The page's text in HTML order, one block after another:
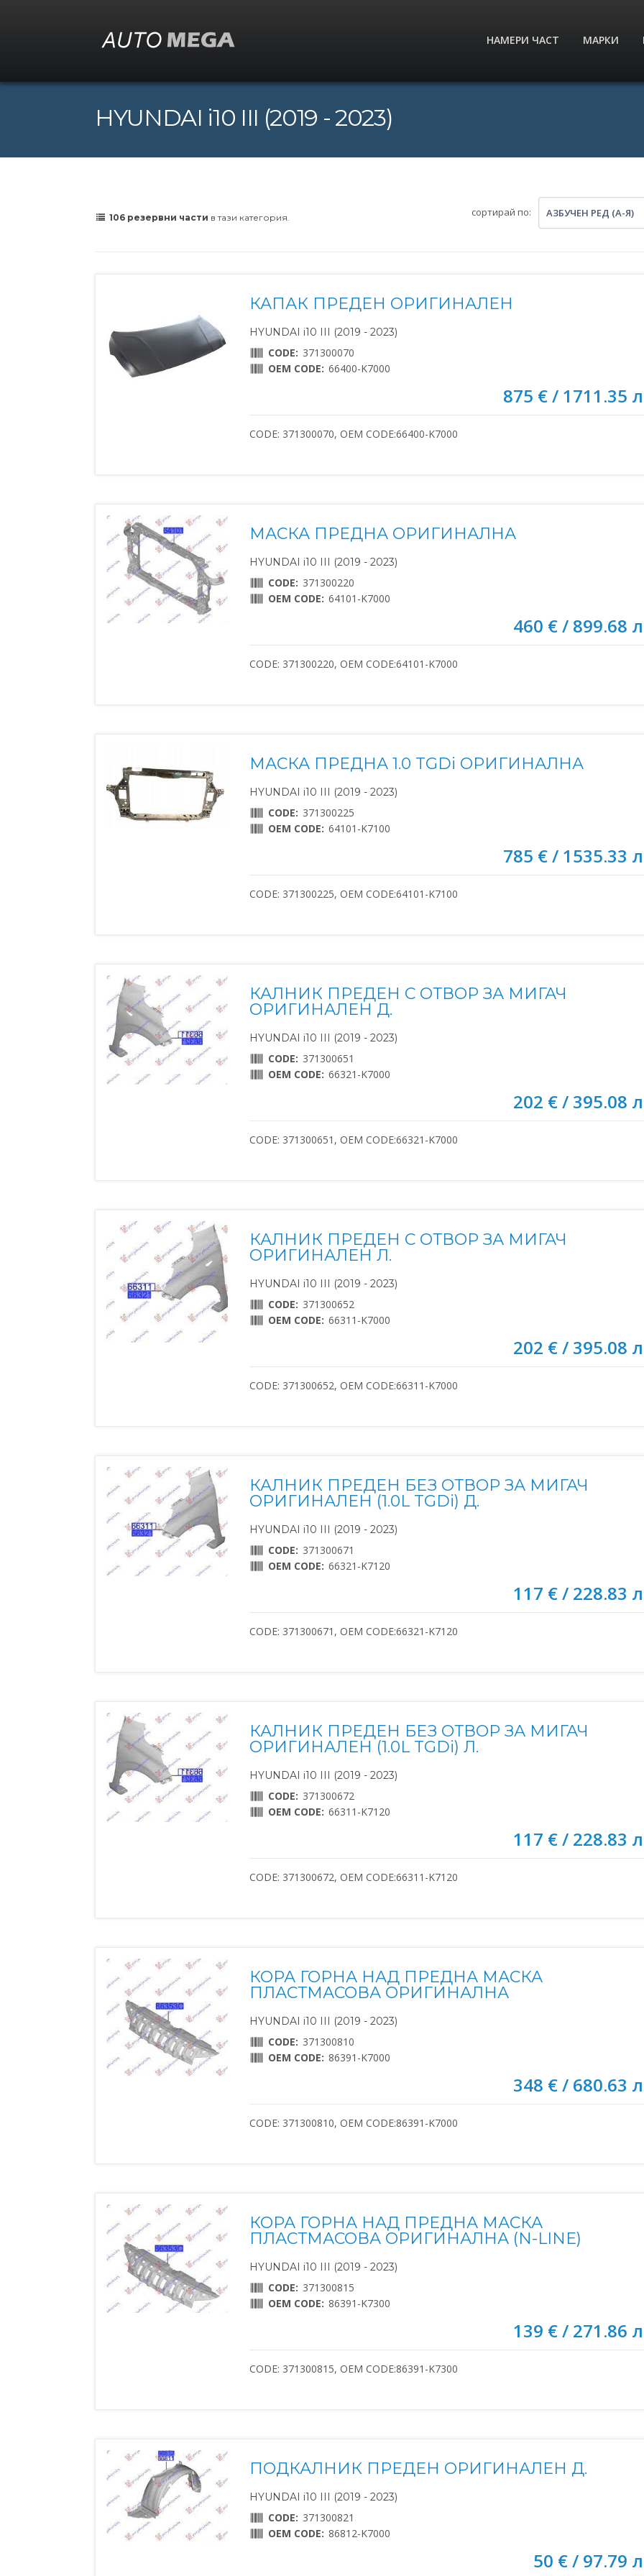
НАМЕРИ ЧАСТ МАРКИ
HYUNDAI i10 III (2019 - 2023)
106 резервни части в тази категория. сортирай по: АЗБУЧЕН РЕД (А-Я)
КАПАК ПРЕДЕН ОРИГИНАЛЕН
HYUNDAI i10 III (2019 - 2023)
CODE: 371300070
OEM CODE: 66400-K7000
875 € / 1711.35
CODE: 371300070, OEM CODE:66400-K7000
МАСКА ПРЕДНА ОРИГИНАЛНА
HYUNDAI i10 III (2019 - 2023)
CODE: 371300220
OEM CODE: 64101-K7000
460 € / 899.68
CODE: 371300220, OEM CODE:64101-K7000
МАСКА ПРЕДНА 1.0 TGDi ОРИГИНАЛНА
HYUNDAI i10 III (2019 - 2023)
CODE: 371300225
OEM CODE: 64101-K7100
785 € / 1535.33
CODE: 371300225, OEM CODE:64101-K7100
КАЛНИК ПРЕДЕН С ОТВОР ЗА МИГАЧ
ОРИГИНАЛЕН Д.
HYUNDAI i10 III (2019 - 2023)
CODE: 371300651
OEM CODE: 66321-K7000
202 € / 395.08
CODE: 371300651, OEM CODE:66321-K7000
КАЛНИК ПРЕДЕН С ОТВОР ЗА МИГАЧ
ОРИГИНАЛЕН Л.
HYUNDAI i10 III (2019 - 2023)
CODE: 371300652
OEM CODE: 66311-K7000
202 € / 395.08
CODE: 371300652, OEM CODE:66311-K7000
КАЛНИК ПРЕДЕН БЕЗ ОТВОР ЗА МИГАЧ
ОРИГИНАЛЕН (1.0L TGDi) Д.
HYUNDAI i10 III (2019 - 2023)
CODE: 371300671
OEM CODE: 66321-K7120
117 € / 228.83
CODE: 371300671, OEM CODE:66321-K7120
КАЛНИК ПРЕДЕН БЕЗ ОТВОР ЗА МИГАЧ
ОРИГИНАЛЕН (1.0L TGDi) Л.
HYUNDAI i10 III (2019 - 2023)
CODE: 371300672
OEM CODE: 66311-K7120
117 € / 228.83
CODE: 371300672, OEM CODE:66311-K7120
КОРА ГОРНА НАД ПРЕДНА МАСКА
ПЛАСТМАСОВА ОРИГИНАЛНА
HYUNDAI i10 III (2019 - 2023)
CODE: 371300810
OEM CODE: 86391-K7000
348 € / 680.63
CODE: 371300810, OEM CODE:86391-K7000
КОРА ГОРНА НАД ПРЕДНА МАСКА
ПЛАСТМАСОВА ОРИГИНАЛНА (N-LINE)
HYUNDAI i10 III (2019 - 2023)
CODE: 371300815
OEM CODE: 86391-K7300
139 € / 271.86
CODE: 371300815, OEM CODE:86391-K7300
ПОДКАЛНИК ПРЕДЕН ОРИГИНАЛЕН Д.
HYUNDAI i10 III (2019 - 2023)
CODE: 371300821
OEM CODE: 86812-K7000
50 € / 97.79